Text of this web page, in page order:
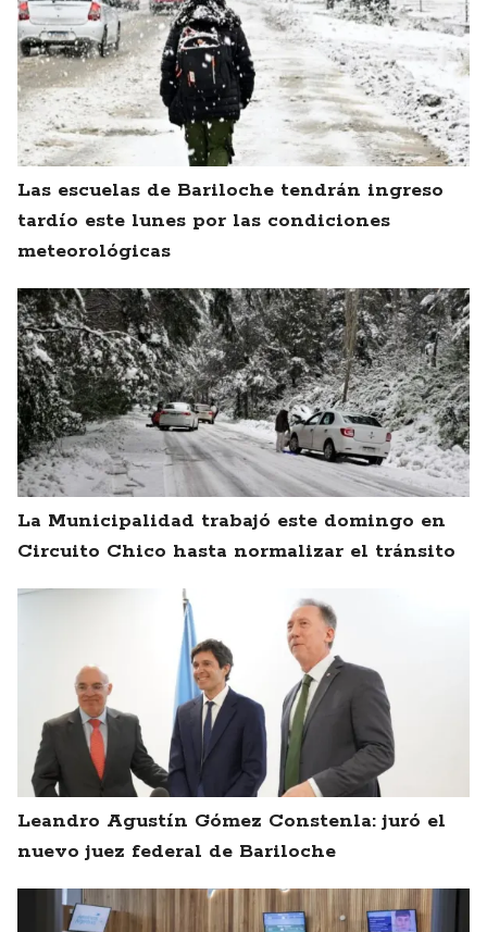
Las escuelas de Bariloche tendrán ingreso
tardío este lunes por las condiciones
meteorológicas
La Municipalidad trabajó este domingo en
Circuito Chico hasta normalizar el tránsito
Leandro Agustín Gómez Constenla: juró el
nuevo juez federal de Bariloche